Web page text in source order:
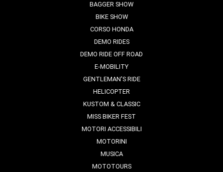
BAGGER SHOW
BIKE SHOW
CORSO HONDA
DEMO RIDES
DEMO RIDE OFF ROAD
E-MOBILITY
GENTLEMAN'S RIDE
HELICOPTER
KUSTOM & CLASSIC
MISS BIKER FEST
MOTORI ACCESSIBILI
MOTORINI
MUSICA
MOTOTOURS